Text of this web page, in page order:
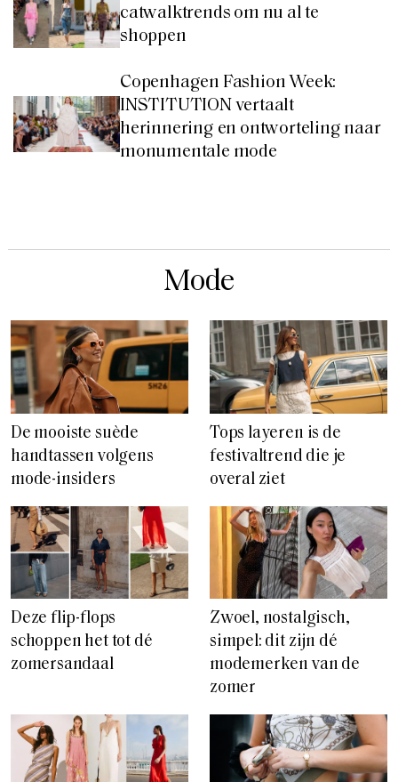
catwalktrends om nu al te
shoppen
Copenhagen Fashion Week:
INSTITUTION vertaalt
herinnering en ontworteling naar
monumentale mode
Mode
De mooiste suède
handtassen volgens
mode-insiders
Tops layeren is de
festivaltrend die je
overal ziet
Deze flip-flops
schoppen het tot dé
zomersandaal
Zwoel, nostalgisch,
simpel: dit zijn dé
modemerken van de
zomer